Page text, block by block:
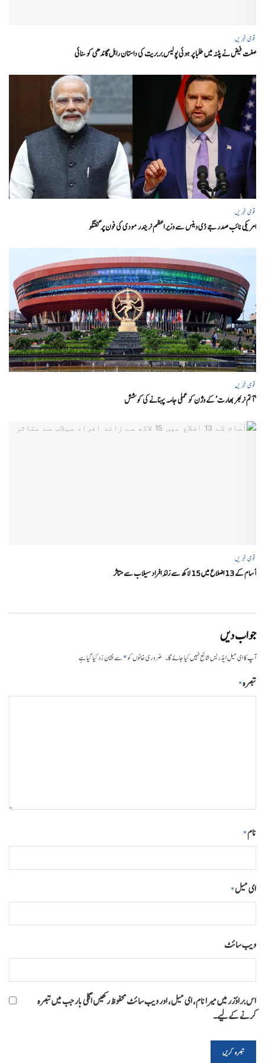
قومی خبریں
صفت فیض نے پٹنہ میں طلبا پر ہوئی پولیس بربریت کی داستان راہل گاندھی کو سنائی
قومی خبریں
امریکی نائب صدر جے ڈی وینس سے وزیر اعظم نریندر مودی کی فون پر گفتگو
قومی خبریں
‘ آتم نربھر بھارت’ کے وژن کو عملی جامہ پہنانے کی کوشش
قومی خبریں
آسام کے 13 اضلاع میں 15 لاکھ سے زائد افراد سیلاب سے متاثر
جواب دیں
آپ کا ای میل ایڈریس شائع نہیں کیا جائے گا۔ ضروری خانوں کو*سے نشان زد کیا گیا ہے
تبصرہ*
نام*
ای میل*
ویب‌ سائٹ
اس براؤزر میں میرا نام، ای میل، اور ویب سائٹ محفوظ رکھیں اگلی بار جب میں تبصرہ
کرنے کےلیے۔